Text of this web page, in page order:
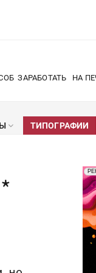
ЗАРАБОТАТЬ НА
ТИПОГРАФИИ